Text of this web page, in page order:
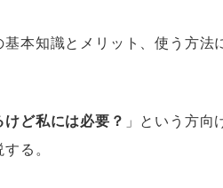
本知識とメリット、使う方法
ど私には必要？ 」という方
る。